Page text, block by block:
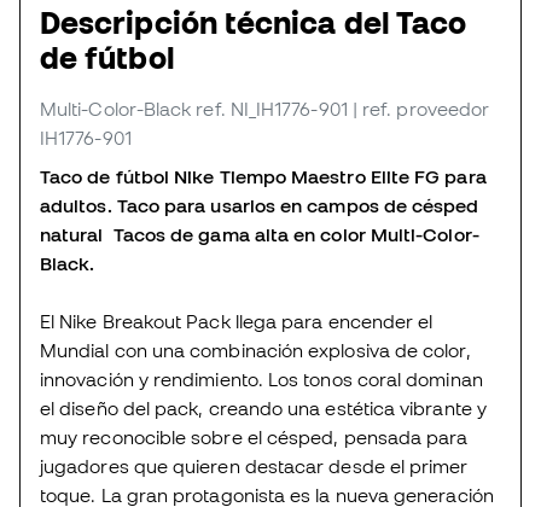
Descripción técnica del Taco
de fútbol
Multi-Color-Black ref. NI_IH1776-901 | ref. proveedor
IH1776-901
Taco de fútbol Nike Tiempo Maestro Elite FG para
adultos. Taco para usarlos en campos de césped
natural Tacos de gama alta en color Multi-Color-
Black.
El Nike Breakout Pack llega para encender el
Mundial con una combinación explosiva de color,
innovación y rendimiento. Los tonos coral dominan
el diseño del pack, creando una estética vibrante y
muy reconocible sobre el césped, pensada para
jugadores que quieren destacar desde el primer
toque. La gran protagonista es la nueva generación